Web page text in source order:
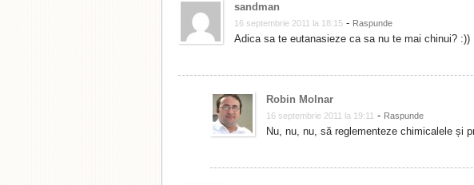
sandman
16 septembrie 2011 la 18:15 - Raspunde
Adica sa te eutanasieze ca sa nu te mai chinui? :))
Robin Molnar
16 septembrie 2011 la 19:11 - Raspunde
Nu, nu, nu, să reglementeze chimicalele și